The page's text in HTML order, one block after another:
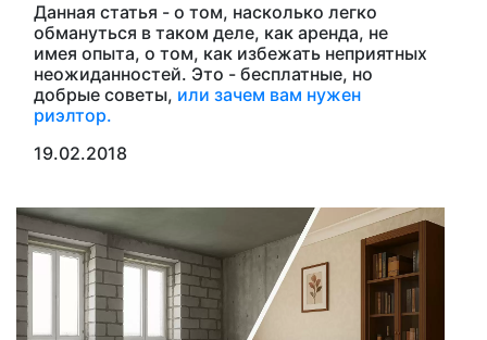
Данная статья - о том, насколько легко
обмануться в таком деле, как аренда, не
имея опыта, о том, как избежать неприятных
неожиданностей. Это - бесплатные, но
добрые советы, или зачем вам нужен
риэлтор.
19.02.2018